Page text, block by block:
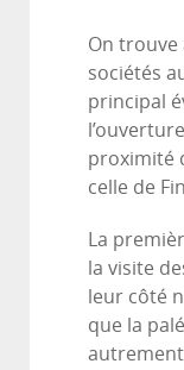
On trouve
sociétés
principal
proximité
celle de
La
la visite
leur côté
que la